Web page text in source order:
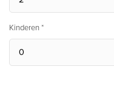
Kinderen *